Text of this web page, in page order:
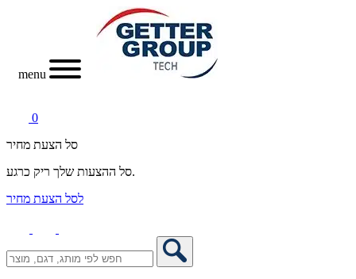
menu
0
סל הצעת מחיר
סל ההצעות שלך ריק כרגע.
לסל הצעת מחיר